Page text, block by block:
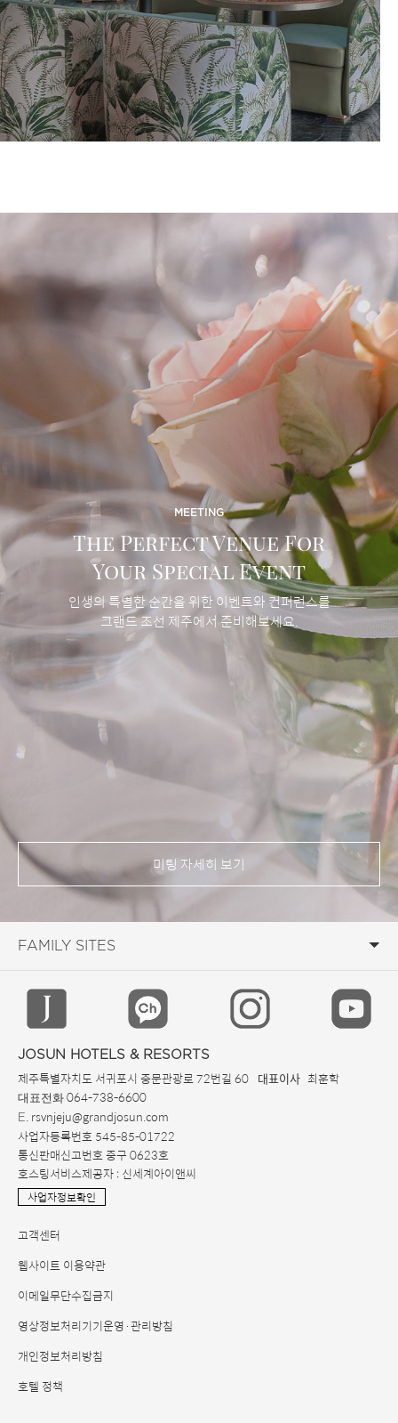
MEETING
The Perfect Venue For
Your Special Event
인생의 특별한 순간을 위한 이벤트와 컨퍼런스를
그랜드 조선 제주에서 준비해보세요.
미팅 자세히 보기
JOSUN HOTELS & RESORTS
제주특별자치도 서귀포시 중문관광로 72번길 60 대표이사 최훈학
대표전화 064-738-6600
E. rsvnjeju@grandjosun.com
사업자등록번호 545-85-01722
통신판매신고번호 중구 0623호
호스팅서비스제공자 : 신세계아이앤씨
사업자정보확인
고객센터
웹사이트 이용약관
이메일무단수집금지
영상정보처리기기운영·관리방침
개인정보처리방침
호텔 정책